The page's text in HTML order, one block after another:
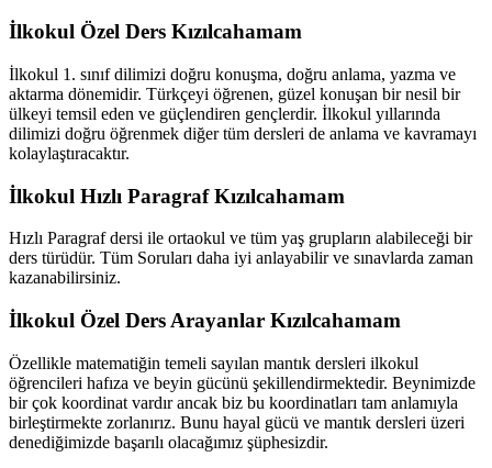
İlkokul Özel Ders Kızılcahamam
İlkokul 1. sınıf dilimizi doğru konuşma, doğru anlama, yazma ve
aktarma dönemidir. Türkçeyi öğrenen, güzel konuşan bir nesil bir
ülkeyi temsil eden ve güçlendiren gençlerdir. İlkokul yıllarında
dilimizi doğru öğrenmek diğer tüm dersleri de anlama ve kavramayı
kolaylaştıracaktır.
İlkokul Hızlı Paragraf Kızılcahamam
Hızlı Paragraf dersi ile ortaokul ve tüm yaş grupların alabileceği bir
ders türüdür. Tüm Soruları daha iyi anlayabilir ve sınavlarda zaman
kazanabilirsiniz.
İlkokul Özel Ders Arayanlar Kızılcahamam
Özellikle matematiğin temeli sayılan mantık dersleri ilkokul
öğrencileri hafıza ve beyin gücünü şekillendirmektedir. Beynimizde
bir çok koordinat vardır ancak biz bu koordinatları tam anlamıyla
birleştirmekte zorlanırız. Bunu hayal gücü ve mantık dersleri üzeri
denediğimizde başarılı olacağımız şüphesizdir.